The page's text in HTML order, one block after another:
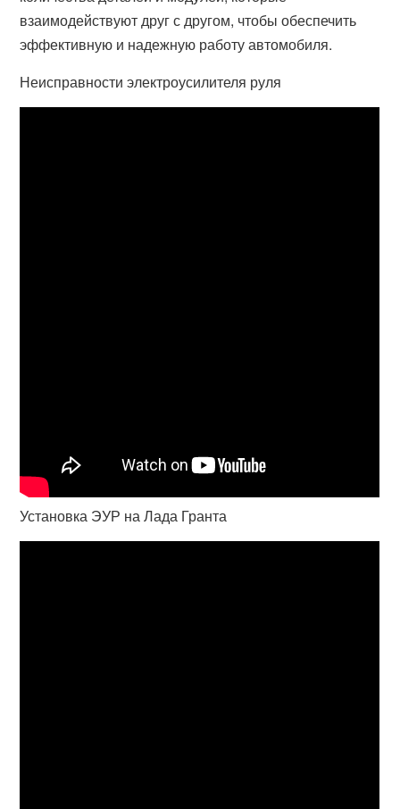
взаимодействуют друг с другом, чтобы обеспечить
эффективную и надежную работу автомобиля.
Неисправности электроусилителя руля
Установка ЭУР на Лада Гранта